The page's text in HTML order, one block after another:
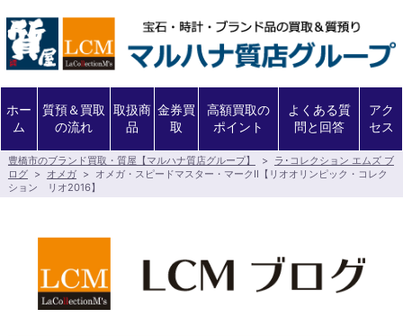
ホー
ム
質預＆買取
の流れ
取扱商
品
金券買
取
高額買取の
ポイント
よくある質
問と回答
アク
セス
豊橋市のブランド買取・質屋【マルハナ質店グループ】 >
ラ･コレクション エムズ ブ
ログ > オメガ >
オメガ・スピードマスター・マークⅡ【リオオリンピック・コレク
ション リオ2016】